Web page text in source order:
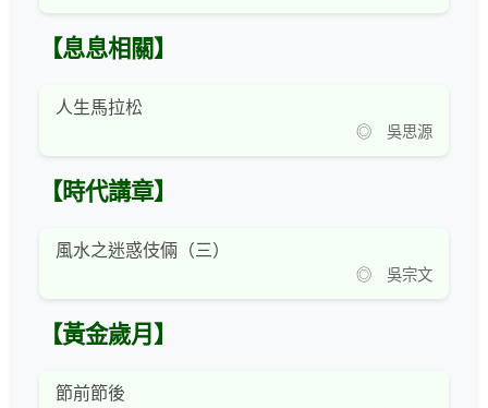
【息息相關】
人生馬拉松
◎ 吳思源
【時代講章】
風水之迷惑伎倆（三）
◎ 吳宗文
【黃金歲月】
節前節後